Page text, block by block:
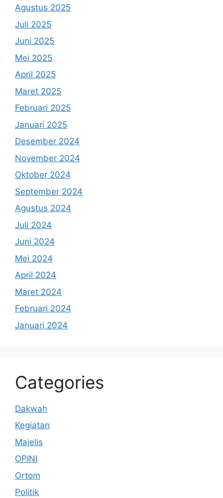
Agustus 2025
Juli 2025
Juni 2025
Mei 2025
April 2025
Maret 2025
Februari 2025
Januari 2025
Desember 2024
November 2024
Oktober 2024
September 2024
Agustus 2024
Juli 2024
Juni 2024
Mei 2024
April 2024
Maret 2024
Februari 2024
Januari 2024
Categories
Dakwah
Kegiatan
Majelis
OPINI
Ortom
Politik